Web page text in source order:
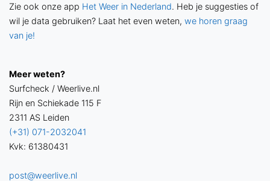
Zie ook onze app Het Weer in Nederland. Heb je suggesties of
wil je data gebruiken? Laat het even weten, we horen graag
van je!
Meer weten?
Surfcheck / Weerlive.nl
Rijn en Schiekade 115 F
2311 AS Leiden
(+31) 071-2032041
Kvk: 61380431
post@weerlive.nl